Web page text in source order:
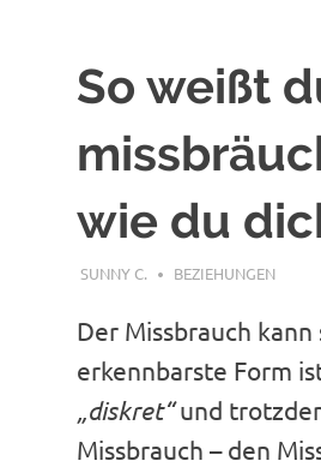
So weißt
wie du
AUGUST 28, 2018
SUNNY C. BEZIEHUNGEN
Der Missbrauch
erkennbarste Form
„diskret“und
Missbrauch – den